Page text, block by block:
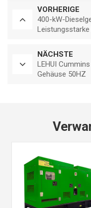
VORHERIGE
400-kW-
NÄCHSTE
LEHUI
Gehäuse 50HZ